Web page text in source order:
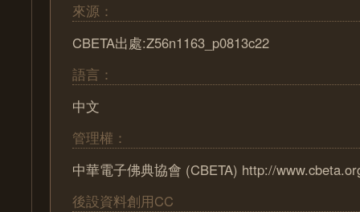
來源：
CBETA出處:Z56n1163_p0813c22
語言：
中文
管理權：
中華電子佛典協會 (CBETA) http://
後設資料創用CC